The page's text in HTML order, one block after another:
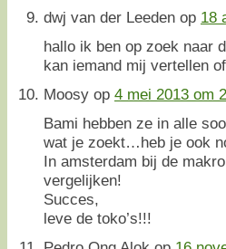
dwj van der Leeden op 18
hallo ik ben op zoek naar
kan iemand mij vertellen
Moosy op 4 mei 2013 om
Bami hebben ze in alle
wat je zoekt…heb je ook
In amsterdam bij de
vergelijken!
Succes,
leve de toko’s!!!